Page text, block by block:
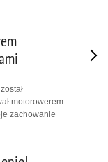
motorowerem
zachowanie